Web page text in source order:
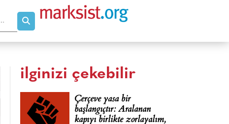
ilginizi çekebilir
Çerçeve yasa bir
başlangıçtır: Aralanan
kapıyı birlikte zorlayalım,